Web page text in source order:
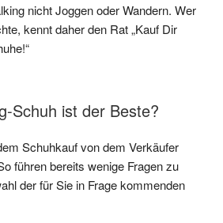
nicht Joggen oder Wandern. Wer
kennt daher den Rat „Kauf Dir
Schuh ist der Beste?
Schuhkauf von dem Verkäufer
führen bereits wenige Fragen zu
der für Sie in Frage kommenden